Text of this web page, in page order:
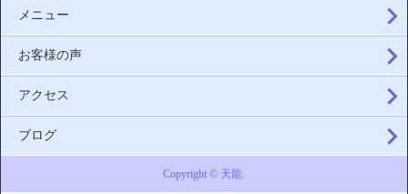
メニュー
お客様の声
アクセス
ブログ
Copyright © 天龍.